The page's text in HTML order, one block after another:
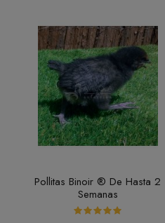
Pollitas Binoir ® De Hasta 2
Semanas